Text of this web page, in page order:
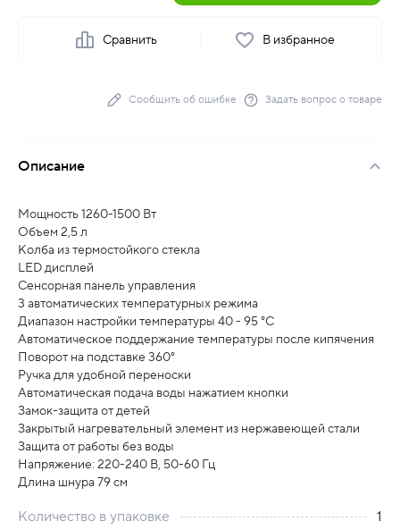
Сравнить В избранное
Сообщить об ошибке Задать вопрос о товаре
Описание
Мощность 1260-1500 Вт
Объем 2,5 л
Колба из термостойкого стекла
LED дисплей
Сенсорная панель управления
3 автоматических температурных режима
Диапазон настройки температуры 40 - 95 °C
Автоматическое поддержание температуры после кипячения
Поворот на подставке 360°
Ручка для удобной переноски
Автоматическая подача воды нажатием кнопки
Замок-защита от детей
Закрытый нагревательный элемент из нержавеющей стали
Защита от работы без воды
Напряжение: 220-240 В, 50-60 Гц
Длина шнура 79 см
Количество в упаковке
1